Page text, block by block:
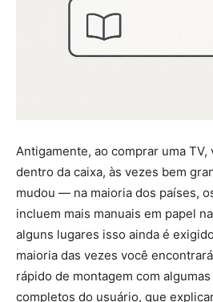
Antigamente, ao comprar uma
dentro da caixa, às vezes bem
mudou — na maioria dos países,
incluem mais manuais em papel
alguns lugares isso ainda é
maioria das vezes você
rápido de montagem com
completos do usuário, que